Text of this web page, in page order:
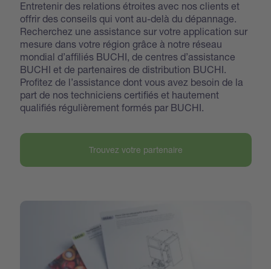
Entretenir des relations étroites avec nos clients et
offrir des conseils qui vont au-delà du dépannage.
Recherchez une assistance sur votre application sur
mesure dans votre région grâce à notre réseau
mondial d’affiliés BUCHI, de centres d’assistance
BUCHI et de partenaires de distribution BUCHI.
Profitez de l’assistance dont vous avez besoin de la
part de nos techniciens certifiés et hautement
qualifiés régulièrement formés par BUCHI.
Trouvez votre partenaire